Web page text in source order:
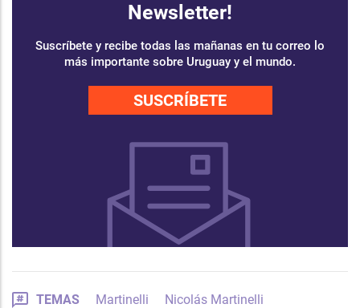
Newsletter!
Suscríbete y recibe todas las mañanas en tu correo lo
más importante sobre Uruguay y el mundo.
SUSCRÍBETE
TEMAS Martinelli
Nicolás Martinelli